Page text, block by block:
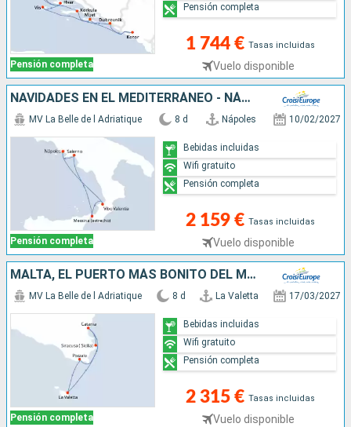
Pensión completa
1 744 € Tasas incluidas
Vuelo disponible
Pensión completa
NAVIDADES EN EL MEDITERRÁNEO - NÁPOLES, LA COSTA AMALFITANA Y SICILIA (FORMULA PUERTO/PUERTO)
Pensión completa
MV La Belle de l Adriatique 8 d Nápoles 10/02/2027
2 159 € Tasas incluidas
Vuelo disponible
Bebidas incluidas
Wifi gratuito
Pensión completa
MALTA, EL PUERTO MÁS BONITO DEL MEDITERRÁNEO (FORMULA PUERTO/PUERTO)
Pensión completa
MV La Belle de l Adriatique 8 d La Valetta 17/03/2027
2 315 € Tasas incluidas
Vuelo disponible
Bebidas incluidas
Wifi gratuito
Pensión completa